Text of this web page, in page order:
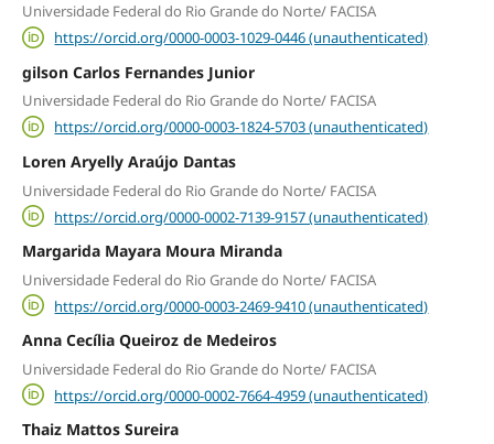
Universidade Federal do Rio Grande do Norte/ FACISA
https://orcid.org/0000-0003-1029-0446 (unauthenticated)
gilson Carlos Fernandes Junior
Universidade Federal do Rio Grande do Norte/ FACISA
https://orcid.org/0000-0003-1824-5703 (unauthenticated)
Loren Aryelly Araújo Dantas
Universidade Federal do Rio Grande do Norte/ FACISA
https://orcid.org/0000-0002-7139-9157 (unauthenticated)
Margarida Mayara Moura Miranda
Universidade Federal do Rio Grande do Norte/ FACISA
https://orcid.org/0000-0003-2469-9410 (unauthenticated)
Anna Cecília Queiroz de Medeiros
Universidade Federal do Rio Grande do Norte/ FACISA
https://orcid.org/0000-0002-7664-4959 (unauthenticated)
Thaiz Mattos Sureira